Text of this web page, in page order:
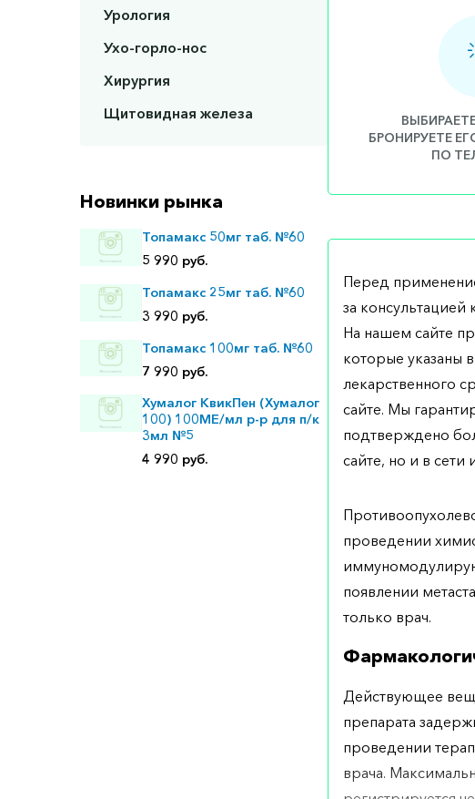
Урология
Ухо-горло-нос
Хирургия
Щитовидная железа
Новинки рынка
Топамакс 50мг таб. №60
5 990 руб.
Топамакс 25мг таб. №60
3 990 руб.
Топамакс 100мг таб. №60
7 990 руб.
Хумалог КвикПен (Хумалог
100) 100МЕ/мл р-р для п/к
3мл №5
4 990 руб.
БРОНИРУЕТЕ
ПО
Перед
за
На нашем сайте
которые указаны
лекарственного
сайте. Мы
подтверждено
сайте, но и в сети
проведении
появлении
только врач.
Действующее
препарата
проведении
врача.